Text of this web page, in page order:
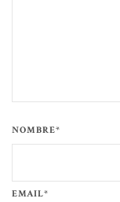
NOMBRE*
EMAIL*